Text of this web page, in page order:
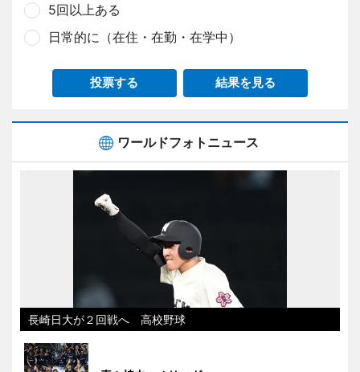
5回以上ある
日常的に（在住・在勤・在学中）
投票する 結果を見る
ワールドフォトニュース
長崎日大が２回戦へ 高校野球